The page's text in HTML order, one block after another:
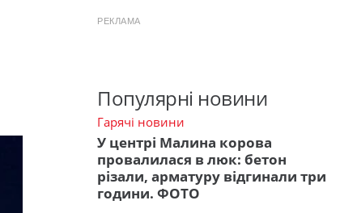
РЕКЛАМА
Популярні новини
Гарячі новини
У центрі Малина корова
провалилася в люк: бетон
різали, арматуру відгинали три
години. ФОТО